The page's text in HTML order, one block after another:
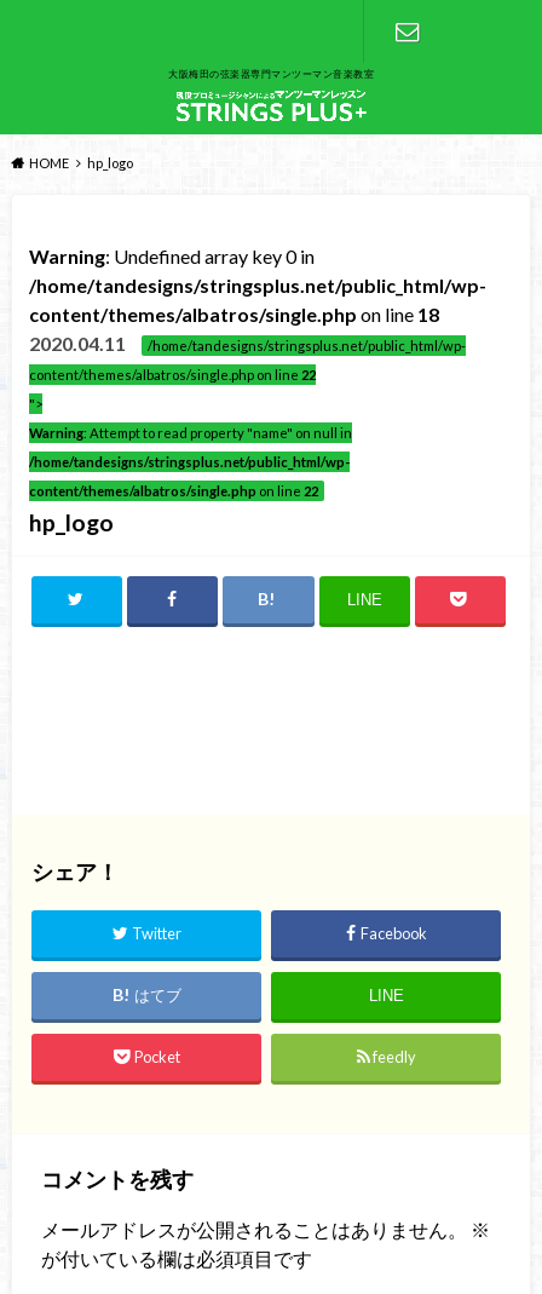
大阪梅田の弦楽器専門マンツーマン音楽教室
お問い合わ
HOME hp_logo
Warning: Undefined array key 0 in
/home/tandesigns/stringsplus.net/public_html/wp-
content/themes/albatros/single.php on line 18
2020.04.11
/home/tandesigns/stringsplus.net/public_html/wp-
content/themes/albatros/single.php on line 22
">
Warning: Attempt to read property "name" on null in
/home/tandesigns/stringsplus.net/public_html/wp-
content/themes/albatros/single.php on line 22
hp_logo
LINE
シェア！
Twitter Facebook
はてブ LINE
Pocket feedly
コメントを残す
メールアドレスが公開されることはありません。
※
が付いている欄は必須項目です